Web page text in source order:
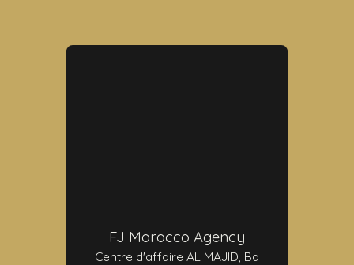
FJ Morocco Agency
Centre d'affaire AL MAJID, Bd